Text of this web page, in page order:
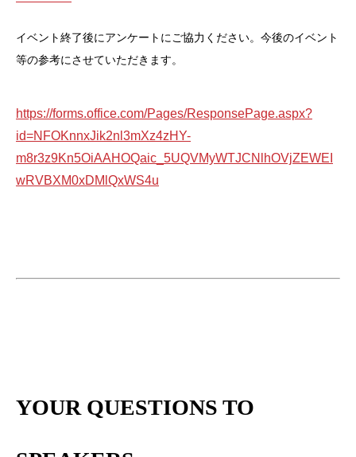
イベント終了後にアンケートにご協力ください。今後のイベント
等の参考にさせていただきます。
https://forms.office.com/Pages/ResponsePage.aspx?
id=NFOKnnxJik2nl3mXz4zHY-
m8r3z9Kn5OiAAHOQaic_5UQVMyWTJCNlhOVjZEWEI
wRVBXM0xDMlQxWS4u
YOUR QUESTIONS TO